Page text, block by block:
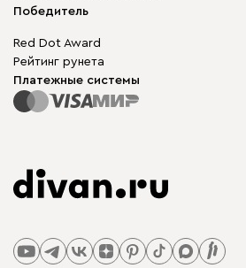
Мы в прессе
Победитель
Red Dot Award
Рейтинг рунета
Платежные системы